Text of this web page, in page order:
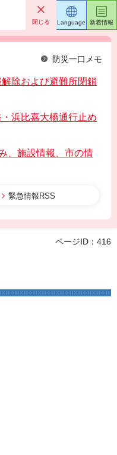
閉じる
防災一口メモ
除および避難所閉鎖
浜比嘉大橋通行止め
、施設情報、市の情
緊急情報RSS
Language 新着情報
ページID：416